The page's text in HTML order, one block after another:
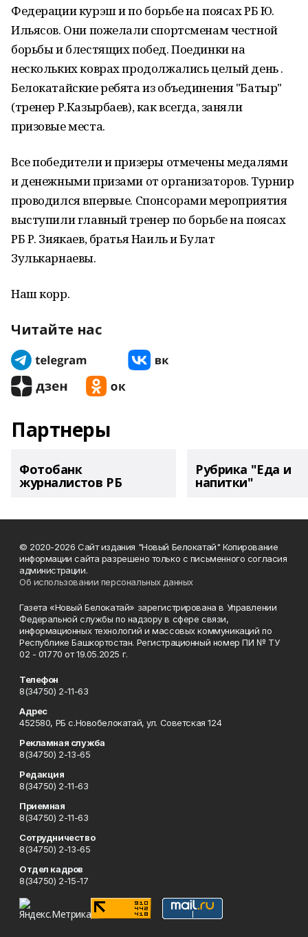
Федерации курэш и по борьбе на поясах РБ Ю.
Ильясов. Они пожелали спортсменам честной
борьбы и блестящих побед. Поединки на
нескольких коврах продолжались целый день .
Белокатайские ребята из объединения "Батыр"
(тренер Р.Казырбаев), как всегда, заняли
призовые места.
Все победители и призеры отмечены медалями
и денежными призами от организаторов. Турнир
проводился впервые. Спонсорами мероприятия
выступили главный тренер по борьбе на поясах
РБ Р. Зиякаев, братья Наиль и Булат
Зулькарнаевы.
Наш корр.
Читайте нас
Партнеры
Фотобанк
журналистов РБ
Рубрика "Еда и
напитки"
© 2020-2026 Сайт издания "Новый Белокатай" Копирование
информации сайта разрешено только с письменного согласия
администрации.
Об использовании персональных данных
Газета «Новый Белокатай» зарегистрирована в Управлении
Федеральной службы по надзору в сфере связи,
информационных технологий и массовых коммуникаций по
Республике Башкортостан. Регистрационный номер ПИ № ТУ
02 - 01770 от 19.05.2025 г.
Телефон
8(34750) 2-11-63
Адрес
452580, РБ с.Новобелокатай, ул. Советская 124
Рекламная служба
8(34750) 2-13-65
Редакция
8(34750) 2-11-63
Приемная
8(34750) 2-11-63
Сотрудничество
8(34750) 2-13-65
Отдел кадров
8(34750) 2-15-17